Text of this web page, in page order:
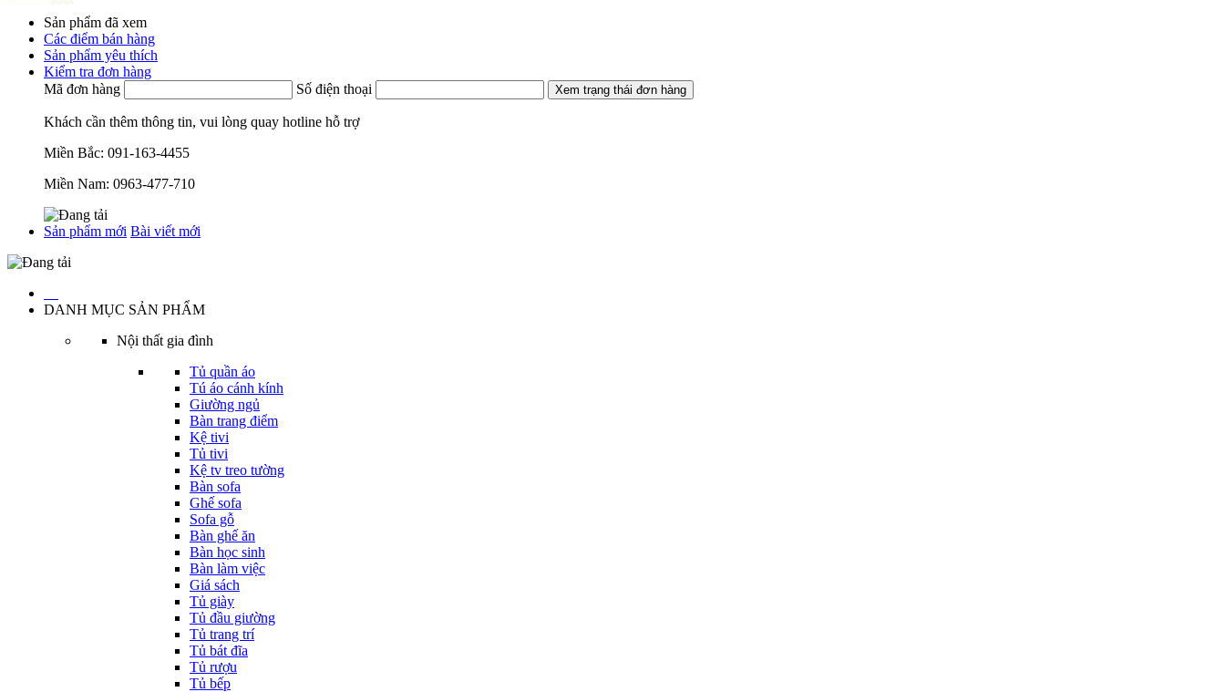
Sản phẩm đã xem
Các điểm bán hàng
Sản phẩm yêu thích
Kiểm tra đơn hàng
Mã đơn hàng
Số điện thoại Xem trạng thái đơn hàng
Khách cần thêm thông tin, vui lòng quay hotline hỗ trợ
Miền Bắc: 091-163-4455
Miền Nam: 0963-477-710
Sản phẩm mới Bài viết mới
DANH MỤC SẢN PHẨM
Nội thất gia đình
Tủ quần áo
Tú áo cánh kính
Giường ngủ
Bàn trang điểm
Kệ tivi
Tủ tivi
Kệ tv treo tường
Bàn sofa
Ghế sofa
Sofa gỗ
Bàn ghế ăn
Bàn học sinh
Bàn làm việc
Giá sách
Tủ giày
Tủ đầu giường
Tủ trang trí
Tủ bát đĩa
Tủ rượu
Tủ bếp